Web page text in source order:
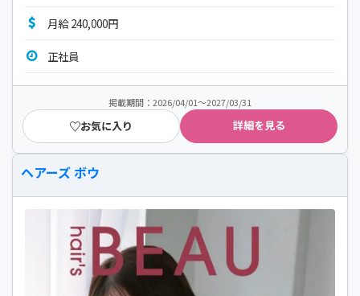
月給 240,000円
正社員
掲載期間：2026/04/01～2027/03/31
お気に入り 詳細を見る
ヘアーズ ボウ